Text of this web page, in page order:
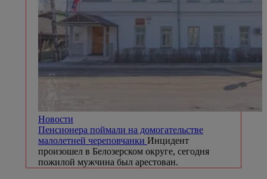
Новости
Пенсионера поймали на домогательстве
малолетней череповчанки Инцидент
произошел в Белозерском округе, сегодня
пожилой мужчина был арестован.